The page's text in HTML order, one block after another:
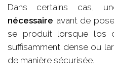
Dans certains cas,
nécessaire avant de
se produit lorsque l’os
suffisamment dense ou
de manière sécurisée.